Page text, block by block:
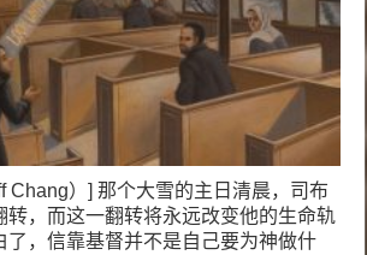
Chang）] 那个大雪的主日清晨，司布
转，而这一翻转将永远改变他的生命轨
了，信靠基督并不是自己要为神做什